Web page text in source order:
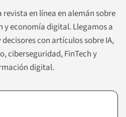
en línea en alemán sobre
economía digital. Llegamos a
con artículos sobre IA,
ciberseguridad, FinTech y
digital.